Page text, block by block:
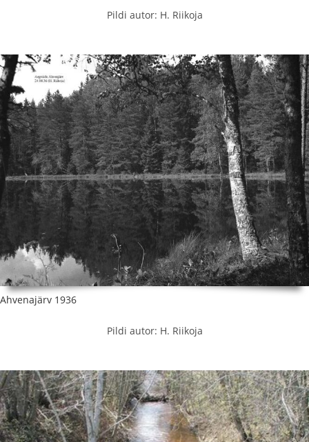
Pildi autor: H. Riikoja
Ahvenajärv 1936
Pildi autor: H. Riikoja